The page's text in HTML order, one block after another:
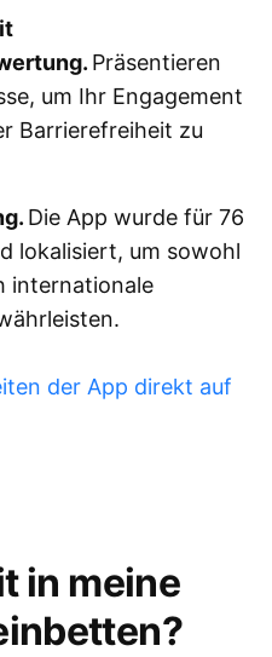
Präsentieren
um Ihr Engagement
Barrierefreiheit zu
Die App wurde für 76
lokalisiert, um sowohl
internationale
der App direkt auf
in meine